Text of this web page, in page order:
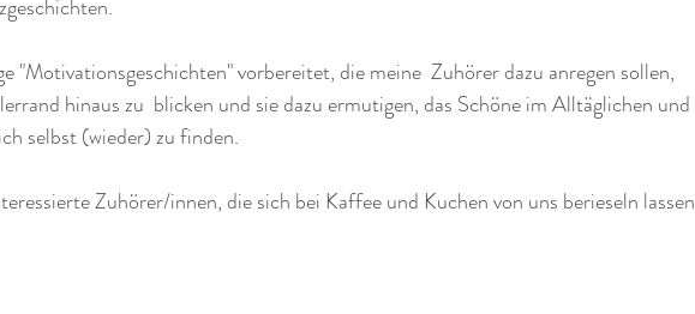
"Motivationsgeschichten" vorbereitet, die meine  Zuhörer dazu anregen sollen,
hinaus zu  blicken und sie dazu ermutigen, das Schöne im Alltäglichen und
selbst (wieder) zu finden.
Zuhörer/innen, die sich bei Kaffee und Kuchen von uns berieseln lassen